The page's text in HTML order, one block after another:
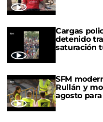
Cargas
detenido
saturación
SFM
Rullán y
agosto